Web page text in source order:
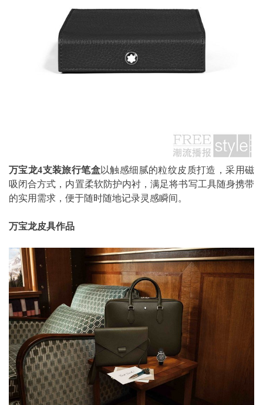
万宝龙4支装旅行笔盒以触感细腻的粒纹皮质打造，采用磁
吸闭合方式，内置柔软防护内衬，满足将书写工具随身携带
的实用需求，便于随时随地记录灵感瞬间。
万宝龙皮具作品